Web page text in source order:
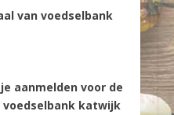
van voedselbank
aanmelden voor de
voedselbank katwijk